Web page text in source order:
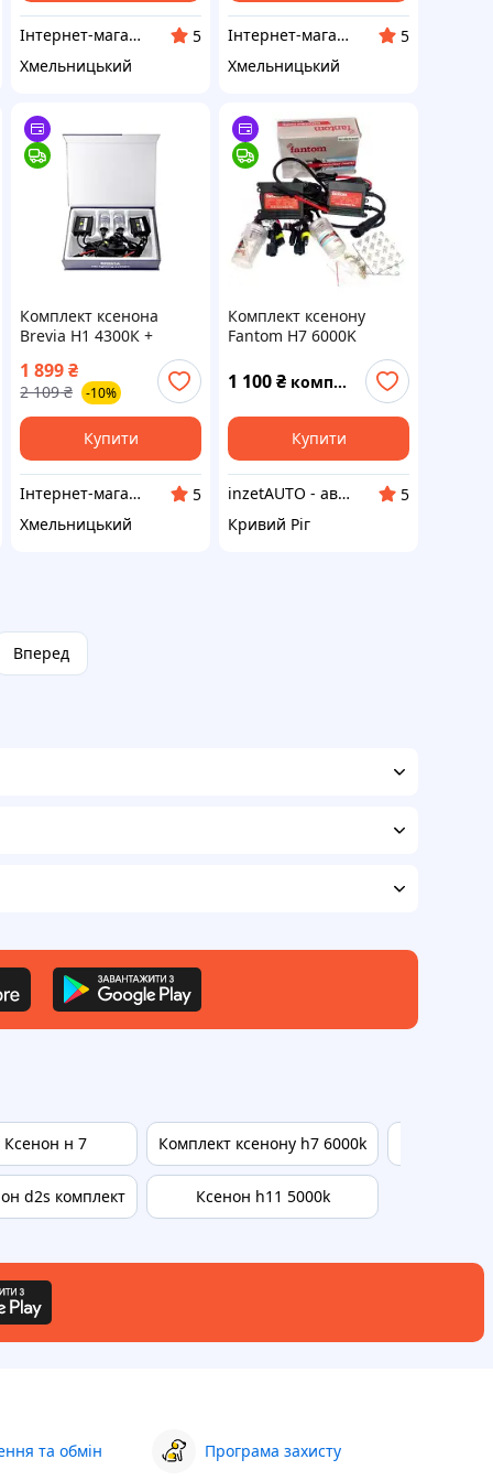
Інтернет-магазин "Запчастини до авто і не тільки"
5
Хмельницький
Інтернет-магазин "Запчастини до авто і не тільки"
5
Хмельницький
Комплект ксенона
Brevia Н1 4300К +
1 899₴
2 109 ₴ -10%
Купити
Інтернет-магазин "Запчастини до авто і не тільки"
5
Хмельницький
Комплект ксенону
Fantom Н7 6000K
1 100₴ комплект
Купити
inzetAUTO - автосигналізація автомузика автосвітло
5
Кривий Ріг
Вперед
Ксенон н 7
d2s комплект
Комплект ксенону h7 6000k
Ксенон h11 5000k
та обмін Програма захисту